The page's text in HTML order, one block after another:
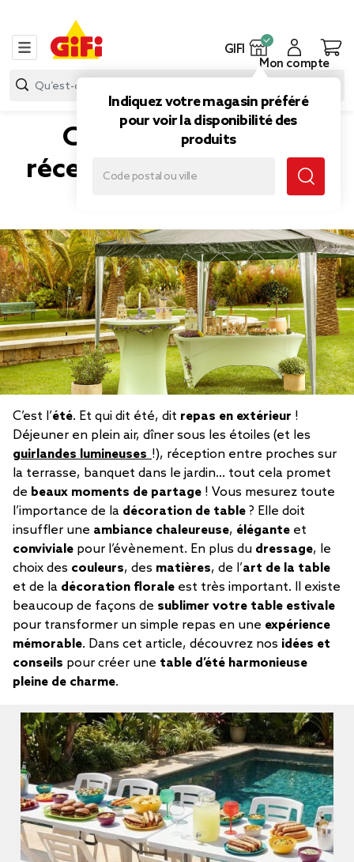
GIFI
Indiquez votre magasin préféré
pour voir la disponibilité des
produits
Mon compte
Créer une table de
réception d'été élégante
C’est l’été. Et qui dit été, dit repas en extérieur !
Déjeuner en plein air, dîner sous les étoiles (et les
guirlandes lumineuses !), réception entre proches sur
la terrasse, banquet dans le jardin… tout cela promet
de beaux moments de partage ! Vous mesurez toute
l’importance de la décoration de table ? Elle doit
insuffler une ambiance chaleureuse, élégante et
conviviale pour l’évènement. En plus du dressage, le
choix des couleurs, des matières, de l’art de la table
et de la décoration florale est très important. Il existe
beaucoup de façons de sublimer votre table estivale
pour transformer un simple repas en une expérience
mémorable. Dans cet article, découvrez nos idées et
conseils pour créer une table d’été harmonieuse
pleine de charme.